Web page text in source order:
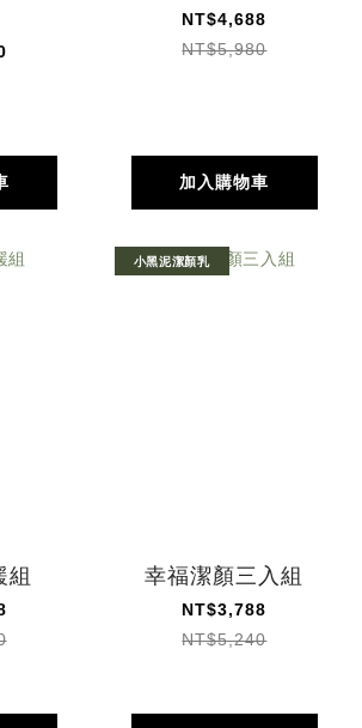
NT$4,688
NT$5,980
加入購物車
組
小黑泥潔顏乳
幸福潔顏三入組
NT$3,788
NT$5,240